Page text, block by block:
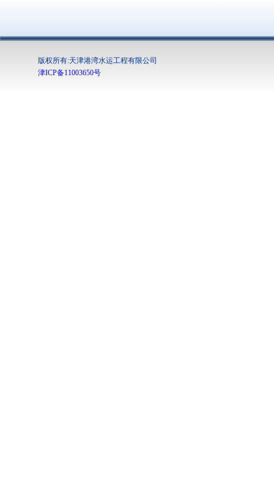
版权所有:天津港湾水运工程有限公司
津ICP备11003650号